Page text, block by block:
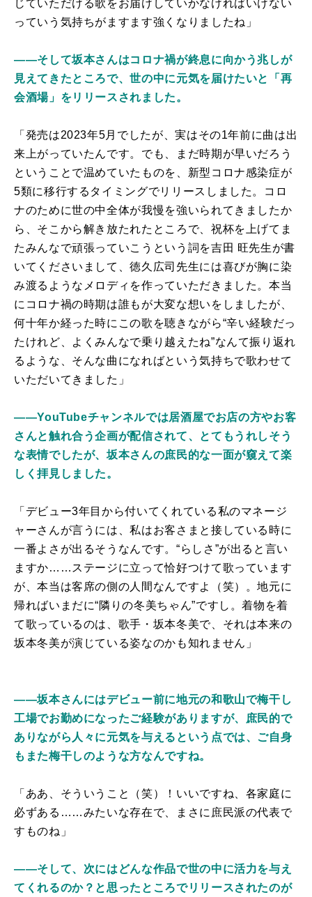
じていただける歌をお届けしていかなければいけない
っていう気持ちがますます強くなりましたね」
――そして坂本さんはコロナ禍が終息に向かう兆しが
見えてきたところで、世の中に元気を届けたいと「再
会酒場」をリリースされました。
「発売は2023年5月でしたが、実はその1年前に曲は出
来上がっていたんです。でも、まだ時期が早いだろう
ということで温めていたものを、新型コロナ感染症が
5類に移行するタイミングでリリースしました。コロ
ナのために世の中全体が我慢を強いられてきましたか
ら、そこから解き放たれたところで、祝杯を上げてま
たみんなで頑張っていこうという詞を吉田 旺先生が書
いてくださいまして、徳久広司先生には喜びが胸に染
み渡るようなメロディを作っていただきました。本当
にコロナ禍の時期は誰もが大変な想いをしましたが、
何十年か経った時にこの歌を聴きながら“辛い経験だっ
たけれど、よくみんなで乗り越えたね”なんて振り返れ
るような、そんな曲になればという気持ちで歌わせて
いただいてきました」
――YouTubeチャンネルでは居酒屋でお店の方やお客
さんと触れ合う企画が配信されて、とてもうれしそう
な表情でしたが、坂本さんの庶民的な一面が窺えて楽
しく拝見しました。
「デビュー3年目から付いてくれている私のマネージ
ャーさんが言うには、私はお客さまと接している時に
一番よさが出るそうなんです。“らしさ”が出ると言い
ますか……ステージに立って恰好つけて歌っています
が、本当は客席の側の人間なんですよ（笑）。地元に
帰ればいまだに“隣りの冬美ちゃん”ですし。着物を着
て歌っているのは、歌手・坂本冬美で、それは本来の
坂本冬美が演じている姿なのかも知れません」
――坂本さんにはデビュー前に地元の和歌山で梅干し
工場でお勤めになったご経験がありますが、庶民的で
ありながら人々に元気を与えるという点では、ご自身
もまた梅干しのような方なんですね。
「ああ、そういうこと（笑）！いいですね、各家庭に
必ずある……みたいな存在で、まさに庶民派の代表で
すものね」
――そして、次にはどんな作品で世の中に活力を与え
てくれるのか？と思ったところでリリースされたのが